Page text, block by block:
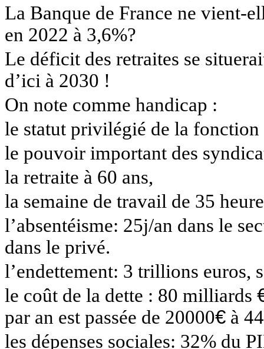
La Banque de France ne vient-
en 2022 à 3,6%?
Le déficit des retraites se
d’ici à 2030 !
On note comme handicap :
le statut privilégié de la
le pouvoir important des
la retraite à 60 ans,
la semaine de travail de 35
l’absentéisme: 25j/an dans le
dans le privé.
l’endettement: 3 trillions euros,
le coût de la dette : 80 milliards
par an est passée de 20000€ à
les dépenses sociales: 32% du